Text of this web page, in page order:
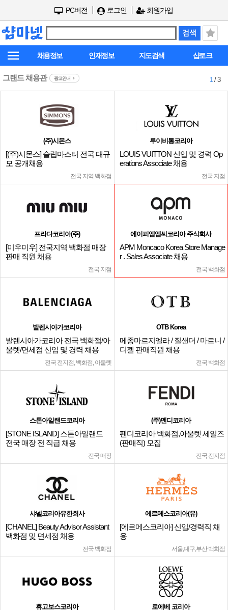
PC버전 로그인 회원가입
채용정보 인재정보 지도검색 샵토크
그랜드 채용관 광고안내 1/ 3
(주)시몬스
[(주)시몬스] 슬립마스터 전국 대규
모 공개채용
전국 지역 백화점
루이비통코리아
LOUIS VUITTON 신입 및 경력 Op
erations Associate 채용
전국 지점
프라다코리아(주)
[미우미우] 전국지역 백화점 매장
판매 직원 채용
전국 지점
에이피엠엠씨코리아 주식회사
APM Moncaco Korea Store Manage
r . Sales Associate 채용
전국 백화점
발렌시아가코리아
발렌시아가코리아 전국 백화점/아
울렛/면세점 신입 및 경력 채용
전국 전지점, 백화점, 아울렛
OTB Korea
메종마르지엘라 / 질샌더 / 마르니 /
디젤 판매직원 채용
전국 백화점
스톤아일랜드코리아
[STONE ISLAND] 스톤아일랜드
전국 매장 전 직급 채용
전국 매장
(주)펜디코리아
펜디코리아 백화점,아울렛 세일즈
(판매직) 모집
전국 전지점
샤넬코리아유한회사
[CHANEL] Beauty Advisor Assistant
백화점 및 면세점 채용
전국 백화점
에르메스코리아(유)
[에르메스코리아] 신입/경력직 채
용
서울,대구,부산 백화점
휴고보스코리아 로에베 코리아